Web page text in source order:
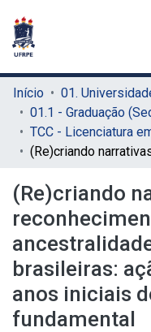
Início
01.1 - Graduação
(Re)criando
brasileiras:
anos iniciais
fundamental